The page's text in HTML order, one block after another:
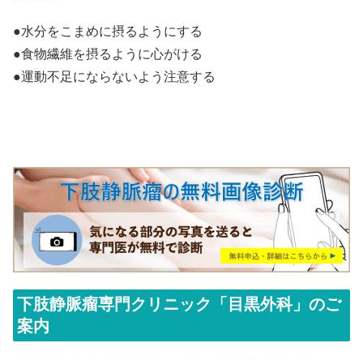
●水分をこまめに摂るようにする
●食物繊維を摂るように心がける
●運動不足にならないよう注意する
下肢静脈瘤専門クリニック「目黒外科」のご
案内